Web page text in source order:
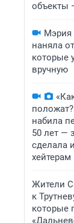
объекты
наняла
которые
вручную
набила
50 лет —
сделала
хейтерам
Жители
к
которые